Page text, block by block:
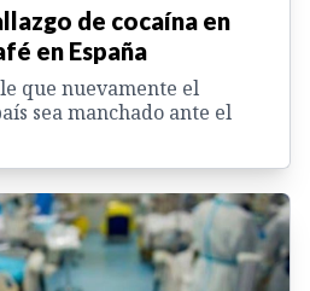
de cocaína en
en España
que nuevamente el
sea manchado ante el